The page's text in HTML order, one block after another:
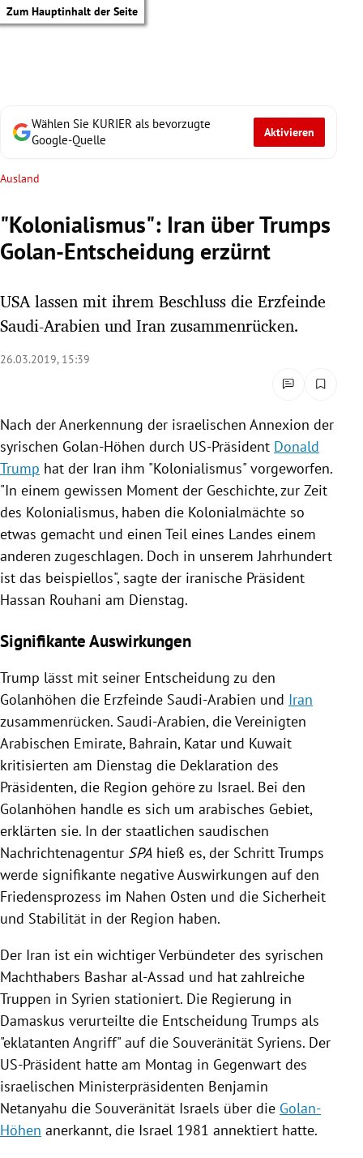
Zum Hauptinhalt der Seite
Untermenü
Untermenü
Untermenü
Untermenü
Untermenü
Untermenü
Untermenü
Wählen Sie KURIER als bevorzugte
Google-Quelle
Aktivieren
Ausland
"Kolonialismus": Iran über Trumps
Golan-Entscheidung erzürnt
USA lassen mit ihrem Beschluss die Erzfeinde
Saudi-Arabien und Iran zusammenrücken.
26.03.2019, 15:39
Nach der Anerkennung der israelischen Annexion der
syrischen Golan-Höhen durch US-Präsident Donald
Trump hat der Iran ihm "Kolonialismus" vorgeworfen.
"In einem gewissen Moment der Geschichte, zur Zeit
des Kolonialismus, haben die Kolonialmächte so
etwas gemacht und einen Teil eines Landes einem
anderen zugeschlagen. Doch in unserem Jahrhundert
ist das beispiellos", sagte der iranische Präsident
Hassan Rouhani am Dienstag.
Signifikante Auswirkungen
Trump lässt mit seiner Entscheidung zu den
Golanhöhen die Erzfeinde Saudi-Arabien und Iran
zusammenrücken. Saudi-Arabien, dieVereinigten
Arabischen Emirate, Bahrain, Katar und Kuwait
kritisierten am Dienstag die Deklaration des
Präsidenten, die Region gehöre zu Israel. Bei den
Golanhöhen handle es sich um arabisches Gebiet,
erklärten sie. In der staatlichen saudischen
Nachrichtenagentur SPA hieß es, der SchrittTrumps
werde signifikante negative Auswirkungen auf den
Friedensprozess im Nahen Osten und die Sicherheit
und Stabilität in der Region haben.
Der Iran ist ein wichtiger Verbündeter des syrischen
Machthabers Bashar al-Assad und hat zahlreiche
Truppen in Syrien stationiert. Die Regierung in
Damaskus verurteilte die Entscheidung Trumps als
"eklatanten Angriff" auf die Souveränität Syriens. Der
US-Präsident hatte am Montag in Gegenwart des
israelischen Ministerpräsidenten Benjamin
Netanyahu die Souveränität Israels über die Golan-
Höhen anerkannt, die Israel 1981 annektiert hatte.